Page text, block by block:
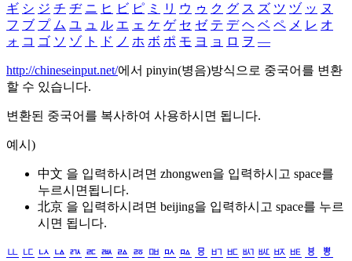
ギ シ ジ チ ヂ ニ ヒ ビ ピ ミ リ ウ ゥ ク グ ス ズ ツ ヅ ッ ヌ
フ ブ プ ム ユ ュ ル エ ェ ケ ゲ セ ゼ テ デ ヘ ベ ペ メ レ オ
ォ コ ゴ ソ ゾ ト ド ノ ホ ボ ポ モ ヨ ョ ロ ヲ ―
http://chineseinput.net/에서 pinyin(병음)방식으로 중국어를 변환
할 수 있습니다.
변환된 중국어를 복사하여 사용하시면 됩니다.
예시)
中文 을 입력하시려면 zhongwen을 입력하시고 space를
누르시면됩니다.
北京 을 입력하시려면 beijing을 입력하시고 space를 누르
시면 됩니다.
ㅥ ㅦ ㅧ ㅨ ㅩ ㅪ ㅫ ㅬ ㅭ ㅮ ㅯ ㅰ ㅱ ㅲ ㅳ ㅴ ㅵ ㅶ ㅷ ㅸ
ㅹ